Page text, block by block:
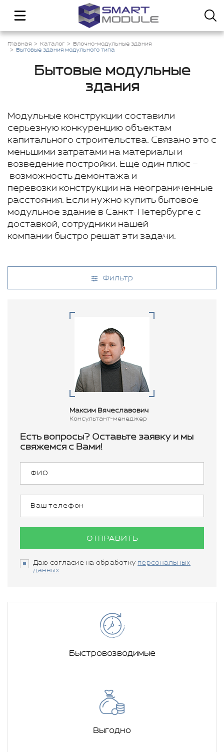
Главная Каталог
Блочно-модульные здания
Бытовые здания модульного типа
Бытовые модульные
здания
Модульные конструкции составили
серьезную конкуренцию объектам
капитального строительства. Связано это с
меньшими затратами на материалы и
возведение постройки. Еще один плюс –
возможность демонтажа и
перевозки конструкции на неограниченные
расстояния. Если нужно купить бытовое
модульное здание в Санкт-Петербурге с
доставкой, сотрудники нашей
компании быстро решат эти задачи.
Фильтр
Максим Вячеславович
Консультант-менеджер
Есть вопросы? Оставьте заявку и мы
свяжемся с Вами!
ОТПРАВИТЬ
Даю согласие на обработку персональных
данных
Быстровозводимые
Выгодно